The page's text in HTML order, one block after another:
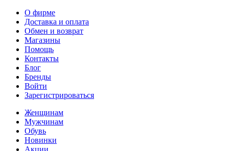
О фирме
Доставка и оплата
Обмен и возврат
Магазины
Помощь
Контакты
Блог
Бренды
Войти
Зарегистрироваться
Женщинам
Мужчинам
Обувь
Новинки
Акции